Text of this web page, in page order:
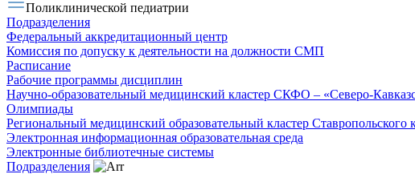
Поликлинической педиатрии
Подразделения
Федеральный аккредитационный центр
Комиссия по допуску к деятельности на должности СМП
Расписание
Рабочие программы дисциплин
Научно-образовательный медицинский кластер СКФО – «Северо-
Олимпиады
Региональный медицинский образовательный кластер Ставропольского
Электронная информационная образовательная среда
Электронные библиотечные системы
Подразделения